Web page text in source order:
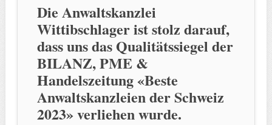
Die Anwaltskanzlei
Wittibschlager ist stolz darauf,
dass uns das Qualitätssiegel der
BILANZ, PME &
Handelszeitung «Beste
Anwaltskanzleien der Schweiz
2023» verliehen wurde.